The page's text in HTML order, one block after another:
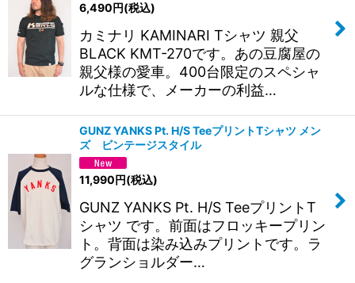
6,490円(税込)
カミナリ KAMINARI Tシャツ 親父
BLACK KMT-270です。あの豆腐屋の
親父様の愛車。400台限定のスペシャ
ルな仕様で、メーカーの利益…
GUNZ YANKS Pt. H/S TeeプリントTシャツ メン
ズ ビンテージスタイル
11,990円(税込)
GUNZ YANKS Pt. H/S TeeプリントT
シャツ です。前面はフロッキープリン
ト。背面は染み込みプリントです。ラ
グランショルダー…